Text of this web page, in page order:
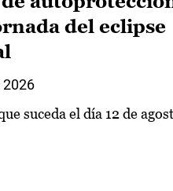
del eclipse
2026
suceda el día 12 de